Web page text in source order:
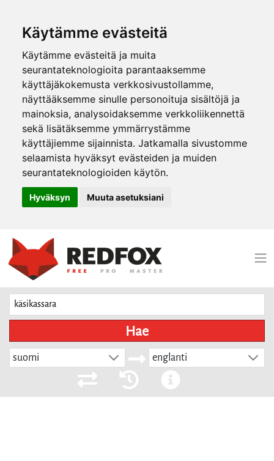
Käytämme evästeitä
Käytämme evästeitä ja muita
seurantateknologioita parantaaksemme
käyttäjäkokemusta verkkosivustollamme,
näyttääksemme sinulle personoituja sisältöjä ja
mainoksia, analysoidaksemme verkkoliikennettä
sekä lisätäksemme ymmärrystämme
käyttäjiemme sijainnista. Jatkamalla sivustomme
selaamista hyväksyt evästeiden ja muiden
seurantateknologioiden käytön.
Hyväksyn Muuta asetuksiani
Hae
suomi englanti